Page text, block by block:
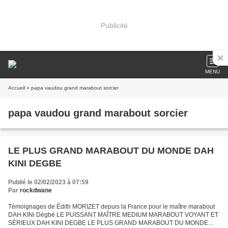
Publicité
MENU
Accueil » papa vaudou grand marabout sorcier
papa vaudou grand marabout sorcier
LE PLUS GRAND MARABOUT DU MONDE DAH
KINI DEGBE
Publié le 02/02/2023 à 07:59
Par rockdwane
Témoignages de Édith MORIZET depuis la France pour le maître marabout
DAH KINi Dégbé LE PUISSANT MAÎTRE MEDIUM MARABOUT VOYANT ET
SÉRIEUX DAH KINI DEGBE LE PLUS GRAND MARABOUT DU MONDE